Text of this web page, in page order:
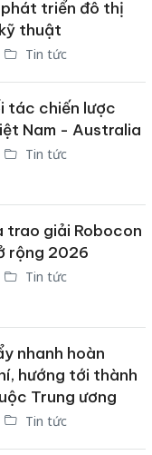
triển đô thị
thuật
Tin tức
tác chiến lược
Nam - Australia
Tin tức
trao giải Robocon
rộng 2026
Tin tức
nhanh hoàn
hướng tới thành
Trung ương
Tin tức